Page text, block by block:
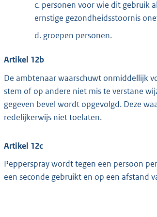
c. personen voor wie dit gebruik
ernstige gezondheidsstoornis
d. groepen personen.
Artikel 12b
De ambtenaar waarschuwt onmiddellijk
stem of op andere niet mis te verstane
gegeven bevel wordt opgevolgd. Deze
redelijkerwijs niet toelaten.
Artikel 12c
Pepperspray wordt tegen een persoon
een seconde gebruikt en op een afstand